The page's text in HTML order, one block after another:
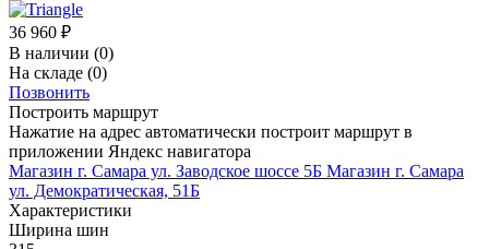
36 960 ₽
В наличии (0)
На складе (0)
Позвонить
Построить маршрут
Нажатие на адрес автоматически построит маршрут в
приложении Яндекс навигатора
Магазин г. Самара ул. Заводское шоссе 5Б Магазин г. Самара
ул. Демократическая, 51Б
Характеристики
Ширина шин